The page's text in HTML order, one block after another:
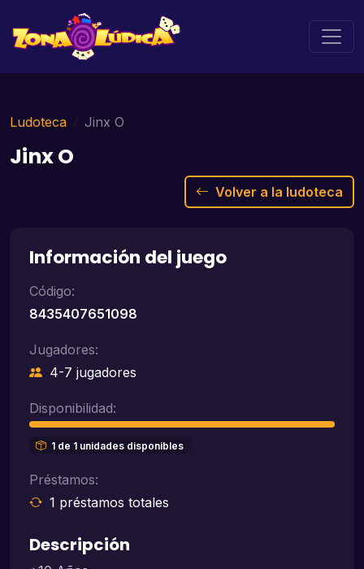
Ludoteca Jinx O
Jinx O
Volver a la ludoteca
Información del juego
Código:
8435407651098
Jugadores:
4-7 jugadores
Disponibilidad:
1 de 1 unidades disponibles
Préstamos:
1 préstamos totales
Descripción